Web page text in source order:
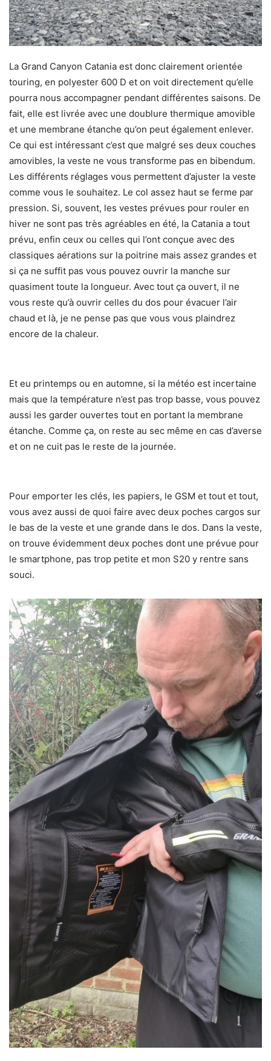
La Grand Canyon Catania est donc clairement orientée
touring, en polyester 600 D et on voit directement qu’elle
pourra nous accompagner pendant différentes saisons. De
fait, elle est livrée avec une doublure thermique amovible
et une membrane étanche qu’on peut également enlever.
Ce qui est intéressant c’est que malgré ses deux couches
amovibles, la veste ne vous transforme pas en bibendum.
Les différents réglages vous permettent d’ajuster la veste
comme vous le souhaitez. Le col assez haut se ferme par
pression. Si, souvent, les vestes prévues pour rouler en
hiver ne sont pas très agréables en été, la Catania a tout
prévu, enfin ceux ou celles qui l’ont conçue avec des
classiques aérations sur la poitrine mais assez grandes et
si ça ne suffit pas vous pouvez ouvrir la manche sur
quasiment toute la longueur. Avec tout ça ouvert, il ne
vous reste qu’à ouvrir celles du dos pour évacuer l’air
chaud et là, je ne pense pas que vous vous plaindrez
encore de la chaleur.
Et eu printemps ou en automne, si la météo est incertaine
mais que la température n’est pas trop basse, vous pouvez
aussi les garder ouvertes tout en portant la membrane
étanche. Comme ça, on reste au sec même en cas d’averse
et on ne cuit pas le reste de la journée.
Pour emporter les clés, les papiers, le GSM et tout et tout,
vous avez aussi de quoi faire avec deux poches cargos sur
le bas de la veste et une grande dans le dos. Dans la veste,
on trouve évidemment deux poches dont une prévue pour
le smartphone, pas trop petite et mon S20 y rentre sans
souci.